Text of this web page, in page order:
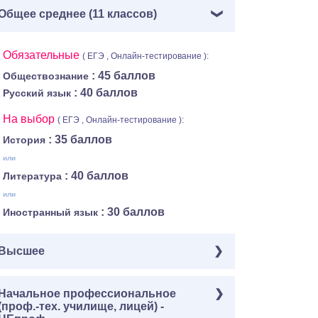
среднее (11 классов)
Обязательные ( ЕГЭ , Онлайн-тестирование ):
Обществознание : 45 баллов
Русский язык : 40 баллов
На выбор ( ЕГЭ , Онлайн-тестирование ):
История : 35 баллов
или
Литература : 40 баллов
или
Иностранный язык : 30 баллов
Обязательные( Онлайн-тестирование ):
Культура и общество: 30 баллов
профессиональное
тех. училище, лицей) -